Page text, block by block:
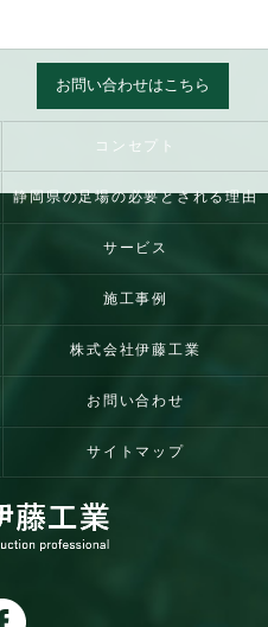
お問い合わせはこちら
コンセプト
静岡県の足場の必要とされる理由
サービス
施工事例
株式会社伊藤工業
お問い合わせ
サイトマップ